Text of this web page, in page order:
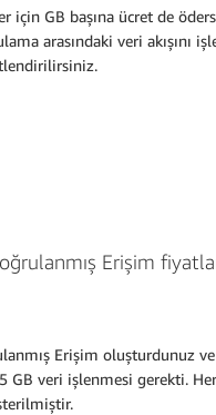
için GB başına ücret de
arasındaki veri
Erişim
Erişim oluşturdunuz
GB veri işlenmesi gerekti.